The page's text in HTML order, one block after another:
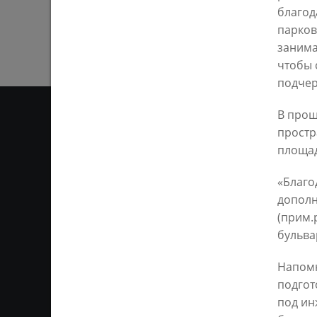
чтобы
В
под
ОТ
Ответственным за
Казань KZN.RU». Все
сети Интернет или на
ретрансляции
ссылка).